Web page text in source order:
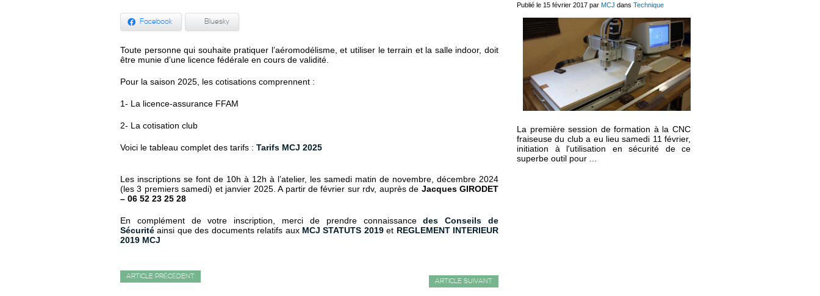
Facebook Bluesky
Toute personne qui souhaite pratiquer l’aéromodélisme, et utiliser le terrain et la salle indoor, doit
être munie d’une licence fédérale en cours de validité.
Pour la saison 2025, les cotisations comprennent :
1- La licence-assurance FFAM
2- La cotisation club
Voici le tableau complet des tarifs : Tarifs MCJ 2025
Les inscriptions se font de 10h à 12h à l’atelier, les samedi matin de novembre, décembre 2024
(les 3 premiers samedi) et janvier 2025. A partir de février sur rdv, auprès de Jacques GIRODET
– 06 52 23 25 28
En complément de votre inscription, merci de prendre connaissancedes Conseils de
Sécurité ainsi que des documents relatifs aux MCJ STATUTS 2019et REGLEMENT INTERIEUR
2019 MCJ
ARTICLE PRÉCÉDENT
ARTICLE SUIVANT
Publié le 15 février 2017 par MCJ dans Technique
La première session de formation à la CNC
fraiseuse du club a eu lieu samedi 11 février,
initiation à l'utilisation en sécurité de ce
superbe outil pour ...